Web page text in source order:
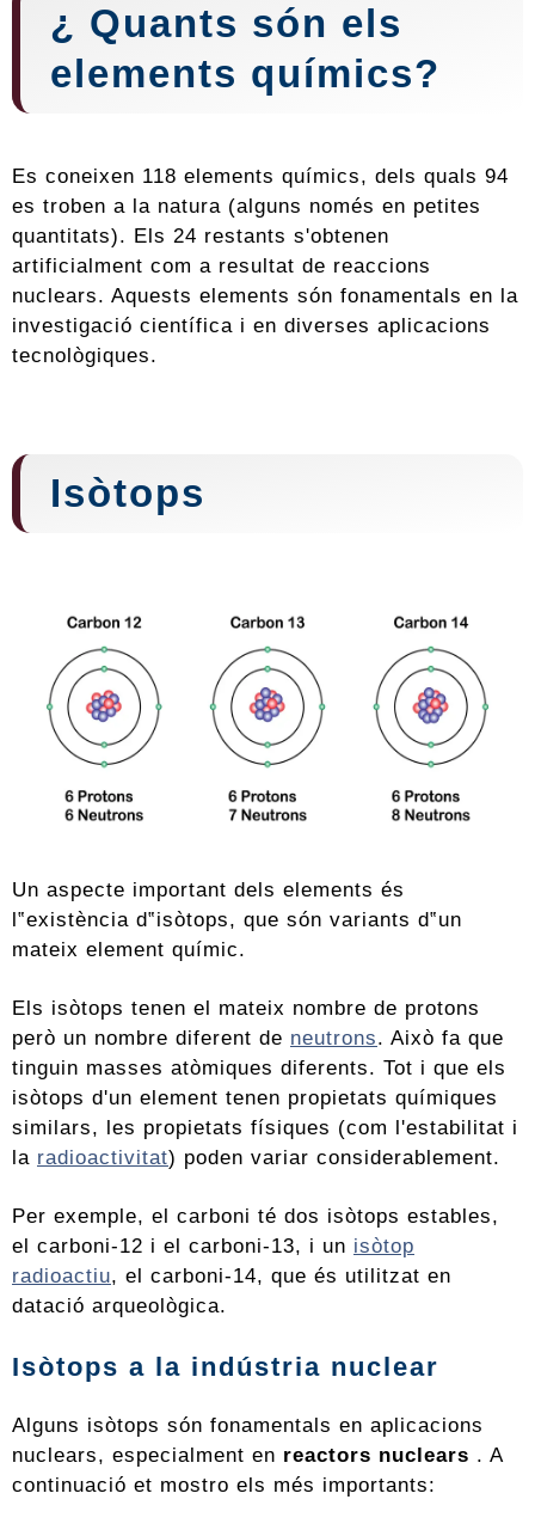
¿ Quants són els
elements químics?
Es coneixen 118 elements químics, dels quals 94
es troben a la natura (alguns només en petites
quantitats). Els 24 restants s'obtenen
artificialment com a resultat de reaccions
nuclears. Aquests elements són fonamentals en la
investigació científica i en diverses aplicacions
tecnològiques.
Isòtops
Un aspecte important dels elements és
l‟existència d‟isòtops, que són variants d‟un
mateix element químic.
Els isòtops tenen el mateix nombre de protons
però un nombre diferent de neutrons. Això fa que
tinguin masses atòmiques diferents. Tot i que els
isòtops d'un element tenen propietats químiques
similars, les propietats físiques (com l'estabilitat i
la radioactivitat) poden variar considerablement.
Per exemple, el carboni té dos isòtops estables,
el carboni-12 i el carboni-13, i un isòtop
radioactiu, el carboni-14, que és utilitzat en
datació arqueològica.
Isòtops a la indústria nuclear
Alguns isòtops són fonamentals en aplicacions
nuclears, especialment en reactors nuclears . A
continuació et mostro els més importants: